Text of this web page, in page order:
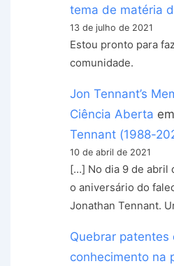
tema de matéria
13 de julho de 2021
Estou pronto para
comunidade.
Jon Tennant’s
Ciência Aberta
Tennant (1988-
10 de abril de 2021
[…] No dia 9 de abril
o aniversário do
Jonathan Tennant.
Quebrar patentes
conhecimento na